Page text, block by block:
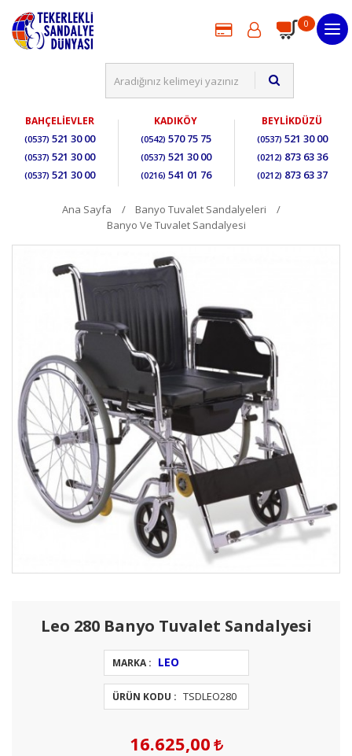
0
BAHÇELİEVLER
(0537) 521 30 00
(0537) 521 30 00
(0537) 521 30 00
KADIKÖY
(0542) 570 75 75
(0537) 521 30 00
(0216) 541 01 76
BEYLİKDÜZÜ
(0537) 521 30 00
(0212) 873 63 36
(0212) 873 63 37
Ana Sayfa
Banyo Tuvalet Sandalyeleri
Banyo Ve Tuvalet Sandalyesi
Leo 280 Banyo Tuvalet Sandalyesi
MARKA : LEO
ÜRÜN KODU : TSDLEO280
16.625,00